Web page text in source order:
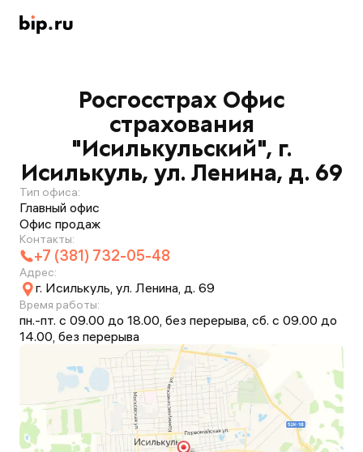
Росгосстрах Офис
страхования
"Исилькульский", г.
Исилькуль, ул. Ленина, д. 69
Тип офиса:
Главный офис
Офис продаж
Контакты:
+7 (381) 732-05-48
Адрес:
г. Исилькуль, ул. Ленина, д. 69
Время работы:
пн.-пт. с 09.00 до 18.00, без перерыва, сб. с 09.00 до
14.00, без перерыва